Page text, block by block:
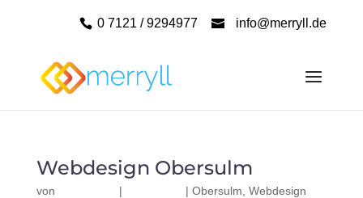
0 7121 / 9294977 info@merryll.de
Webdesign Obersulm
von | | Obersulm Webdesign